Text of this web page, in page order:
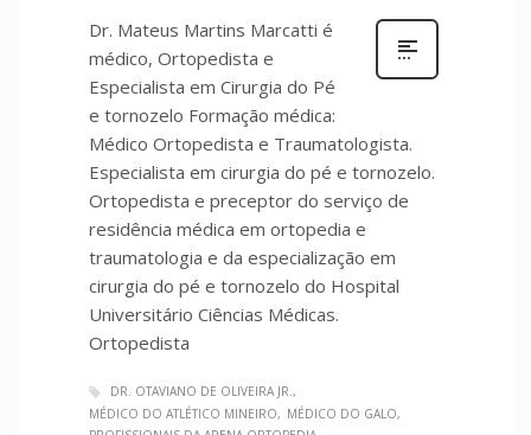
Dr. Mateus Martins Marcatti é
médico, Ortopedista e
Especialista em Cirurgia do Pé
e tornozelo Formação médica:
Médico Ortopedista e Traumatologista.
Especialista em cirurgia do pé e tornozelo.
Ortopedista e preceptor do serviço de
residência médica em ortopedia e
traumatologia e da especialização em
cirurgia do pé e tornozelo do Hospital
Universitário Ciências Médicas.
Ortopedista
DR. OTAVIANO DE OLIVEIRA JR.
MÉDICO DO ATLÉTICO MINEIRO
MÉDICO DO GALO